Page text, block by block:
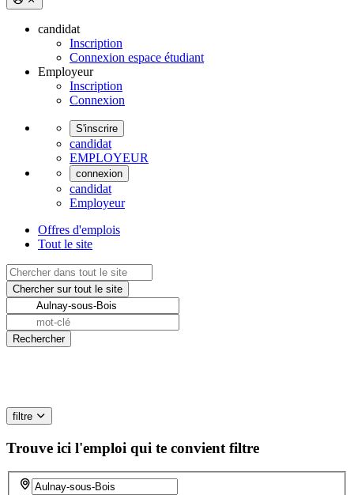
candidat
Inscription
Connexion espace étudiant
Employeur
Inscription
Connexion
S'inscrire
candidat
EMPLOYEUR
connexion
candidat
Employeur
Offres d'emplois
Tout le site
filtre
Trouve ici l'emploi qui te convient filtre